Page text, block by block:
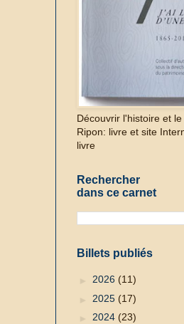
Découvrir l'histoire et
Ripon: livre et site
livre
Rechercher
dans ce carnet
Billets publiés
► 2026 (11)
► 2025 (17)
► 2024 (23)